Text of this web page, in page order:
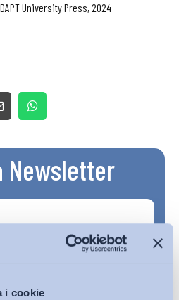
i cookie
University Press, 2024